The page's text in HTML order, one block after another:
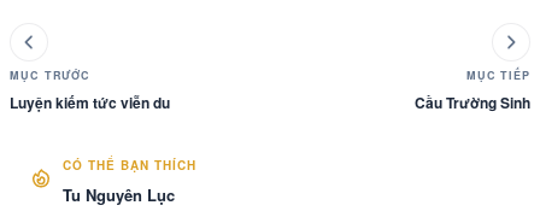
MỤC TRƯỚC
Luyện kiếm tức viễn du
MỤC TIẾP
Cầu Trường Sinh
CÓ THỂ BẠN THÍCH
Tu Nguyên Lục